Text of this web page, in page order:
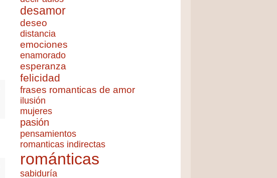
desamor
deseo
distancia
emociones
enamorado
esperanza
felicidad
frases romanticas de amor
ilusión
mujeres
pasión
pensamientos
romanticas indirectas
románticas
sabiduría